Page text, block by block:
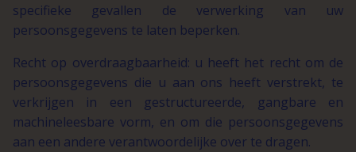
specifieke gevallen de verwerking van uw
persoonsgegevens te laten beperken.
Recht op overdraagbaarheid: u heeft het recht om de
persoonsgegevens die u aan ons heeft verstrekt, te
verkrijgen in een gestructureerde, gangbare en
machineleesbare vorm, en om die persoonsgegevens
aan een andere verantwoordelijke over te dragen.